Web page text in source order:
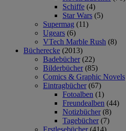
Schiffe (4)
Star Wars (5)
Supermag (11)
Ugears (6)
VTech Marble Rush (8)
Bücherecke (2013)
Badebücher (22)
Bilderbücher (85)
Comics & Graphic Novels
Eintragbücher (67)
Fotoalben (1)
Freundealben (44)
Notizbücher (8)
Tagebücher (7)
Erstlesebücher (414)